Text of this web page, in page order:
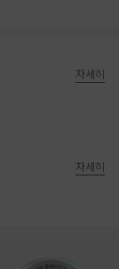
자세히
자세히